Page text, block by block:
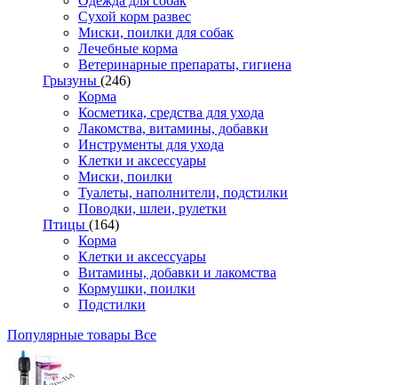
Сухой корм развес
Миски, поилки для собак
Лечебные корма
Ветеринарные препараты, гигиена
Грызуны (246)
Корма
Косметика, средства для ухода
Лакомства, витамины, добавки
Инструменты для ухода
Клетки и аксессуары
Миски, поилки
Туалеты, наполнители, подстилки
Поводки, шлеи, рулетки
Птицы (164)
Корма
Клетки и аксессуары
Витамины, добавки и лакомства
Кормушки, поилки
Подстилки
Популярные товары Все